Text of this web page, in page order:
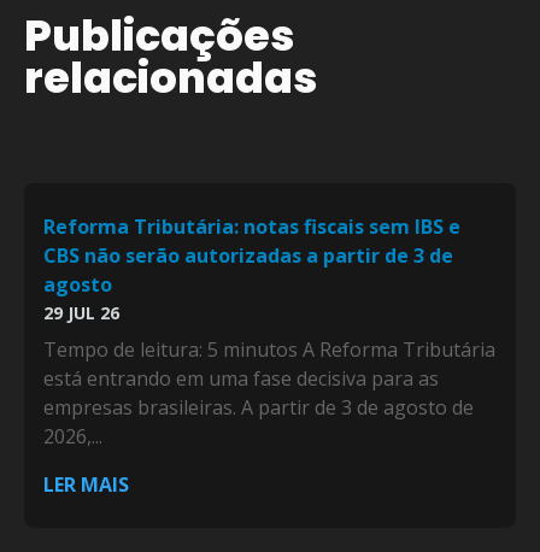
Publicações
relacionadas
Reforma Tributária: notas fiscais sem IBS e
CBS não serão autorizadas a partir de 3 de
agosto
29 JUL 26
Tempo de leitura: 5 minutos A Reforma Tributária
está entrando em uma fase decisiva para as
empresas brasileiras. A partir de 3 de agosto de
2026,...
LER MAIS